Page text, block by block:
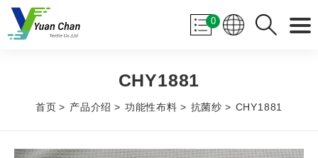
0
CHY1881
首页 产品介绍 功能性布料 抗菌纱 CHY1881